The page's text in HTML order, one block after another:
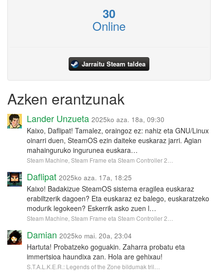
30
Online
Jarraitu Steam taldea
Azken erantzunak
Lander Unzueta 2025ko aza. 18a, 09:30
Kaixo, Daflipat! Tamalez, oraingoz ez: nahiz eta GNU/Linux
oinarri duen, SteamOS ezin daiteke euskaraz jarri. Agian
mahainguruko ingurunea euskara…
Steam Machine, Steam Frame eta Steam Controller 2…
Daflipat 2025ko aza. 17a, 18:25
Kaixo! Badakizue SteamOS sistema eragilea euskaraz
erabiltzerik dagoen? Eta euskaraz ez balego, euskaratzeko
modurik legokeen? Eskerrik asko zuen l…
Steam Machine, Steam Frame eta Steam Controller 2…
Damian 2025ko mai. 20a, 23:04
Hartuta! Probatzeko goguakin. Zaharra probatu eta
immertsioa haundixa zan. Hola are gehixau!
S.T.A.L.K.E.R.: Legends of the Zone bildumak tril…